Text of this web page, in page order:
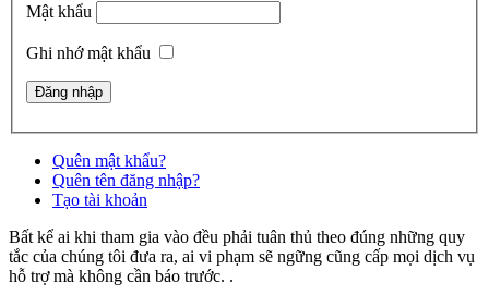
Mật khẩu
Ghi nhớ mật khẩu
Quên mật khẩu?
Quên tên đăng nhập?
Tạo tài khoản
Bất kể ai khi tham gia vào đều phải tuân thủ theo đúng những quy
tắc của chúng tôi đưa ra, ai vi phạm sẽ ngững cũng cấp mọi dịch vụ
hỗ trợ mà không cần báo trước. .